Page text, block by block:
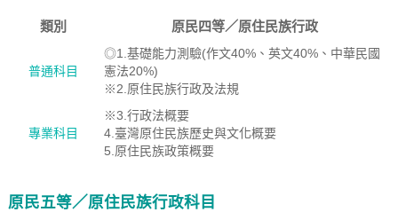
類別 原民四等／原住民族行政
普通科目
◎1.基礎能力測驗(作文40%、英文40%、中華民國
憲法20%)
※2.原住民族行政及法規
專業科目
※3.行政法概要
4.臺灣原住民族歷史與文化概要
5.原住民族政策概要
原民五等／原住民族行政科目